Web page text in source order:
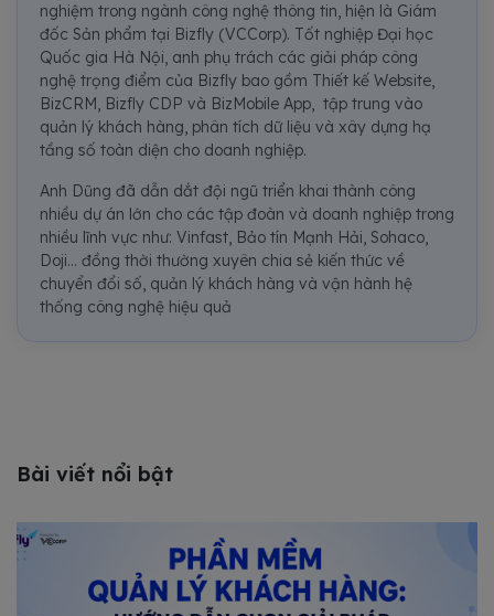
nghiệm trong ngành công nghệ thông tin, hiện là Giám
đốc Sản phẩm tại Bizfly (VCCorp). Tốt nghiệp Đại học
Quốc gia Hà Nội, anh phụ trách các giải pháp công
nghệ trọng điểm của Bizfly bao gồm Thiết kế Website,
BizCRM, Bizfly CDP và BizMobile App, tập trung vào
quản lý khách hàng, phân tích dữ liệu và xây dựng hạ
tầng số toàn diện cho doanh nghiệp.
Anh Dũng đã dẫn dắt đội ngũ triển khai thành công
nhiều dự án lớn cho các tập đoàn và doanh nghiệp trong
nhiều lĩnh vực như: Vinfast, Bảo tín Mạnh Hải, Sohaco,
Doji... đồng thời thường xuyên chia sẻ kiến thức về
chuyển đổi số, quản lý khách hàng và vận hành hệ
thống công nghệ hiệu quả
Bài viết nổi bật